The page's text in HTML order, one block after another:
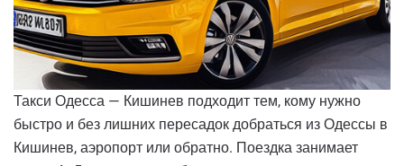
Такси Одесса — Кишинев подходит тем, кому нужно
быстро и без лишних пересадок добраться из Одессы в
Кишинев, аэропорт или обратно. Поездка занимает